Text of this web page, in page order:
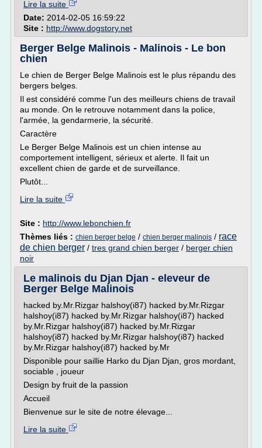
Lire la suite
Date: 2014-02-05 16:59:22
Site : http://www.dogstory.net
Berger Belge Malinois - Malinois - Le bon
chien
Le chien de Berger Belge Malinois est le plus répandu des
bergers belges.
Il est considéré comme l'un des meilleurs chiens de travail
au monde. On le retrouve notamment dans la police,
l'armée, la gendarmerie, la sécurité.
Caractère
Le Berger Belge Malinois est un chien intense au
comportement intelligent, sérieux et alerte. Il fait un
excellent chien de garde et de surveillance.
Plutôt...
Lire la suite
Site : http://www.lebonchien.fr
Thèmes liés : chien berger belge / chien berger malinois / race
de chien berger / tres grand chien berger / berger chien
noir
Le malinois du Djan Djan - eleveur de
Berger Belge Malinois
hacked by.Mr.Rizgar halshoy(i87) hacked by.Mr.Rizgar
halshoy(i87) hacked by.Mr.Rizgar halshoy(i87) hacked
by.Mr.Rizgar halshoy(i87) hacked by.Mr.Rizgar
halshoy(i87) hacked by.Mr.Rizgar halshoy(i87) hacked
by.Mr.Rizgar halshoy(i87) hacked by.Mr
Disponible pour saillie Harko du Djan Djan, gros mordant,
sociable , joueur
Design by fruit de la passion
Accueil
Bienvenue sur le site de notre élevage...
Lire la suite